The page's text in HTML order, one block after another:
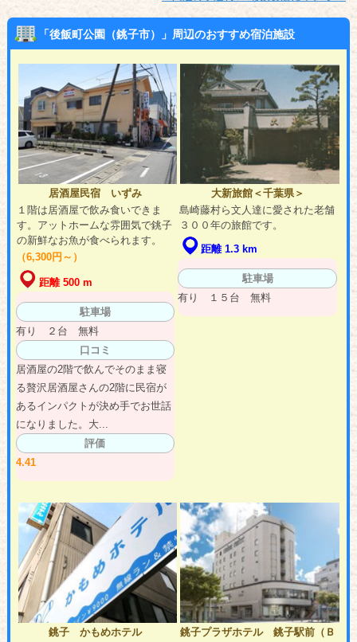
「後飯町公園（銚子市）」周辺のおすすめ宿泊施設
居酒屋民宿 いずみ
１階は居酒屋で飲み食いできま
す。アットホームな雰囲気で銚子
の新鮮なお魚が食べられます。
（6,300円～）
距離 500 m
駐車場
有り ２台 無料
口コミ
居酒屋の2階で飲んでそのまま寝
る贅沢居酒屋さんの2階に民宿が
あるインパクトが決め手でお世話
になりました。大...
評価
4.41
大新旅館＜千葉県＞
島崎藤村ら文人達に愛された老舗
３００年の旅館です。
距離 1.3 km
駐車場
有り １５台 無料
銚子 かもめホテル
銚子プラザホテル 銚子駅前（Ｂ